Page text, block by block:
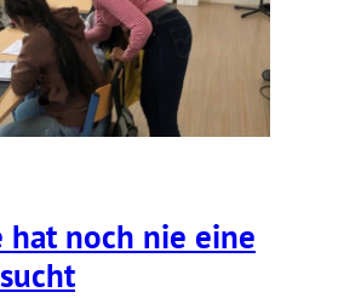
hat noch nie eine